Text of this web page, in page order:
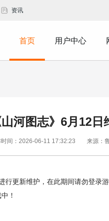
资讯
首页 用户中心
山河图志》6月12日
间：2026-06-11 17:32:23 来源：
新维护，在此期间请勿登录游
！